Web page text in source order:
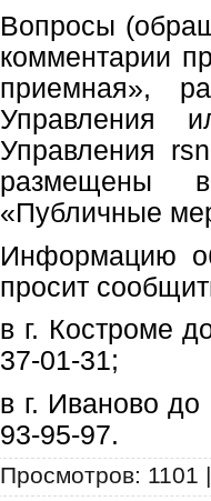
Вопросы
комментарии
приемная»,
Управления
Управления
размещены
«Публичные
Информацию
просит
в г. Костроме
37-01-31;
в г. Иваново
93-95-97.
Просмотров: 1101